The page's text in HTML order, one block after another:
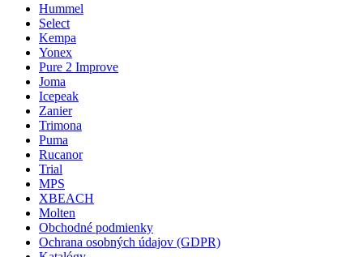
Hummel
Select
Kempa
Yonex
Pure 2 Improve
Joma
Icepeak
Zanier
Trimona
Puma
Rucanor
Trial
MPS
XBEACH
Molten
Obchodné podmienky
Ochrana osobných údajov (GDPR)